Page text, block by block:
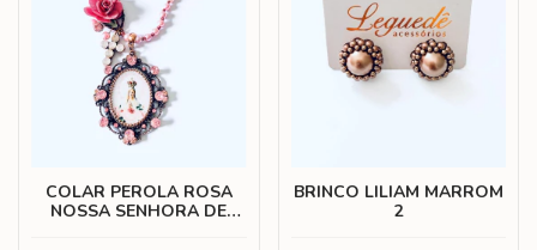
COLAR PEROLA ROSA
NOSSA SENHORA DE
BRINCO LILIAM MARROM
2